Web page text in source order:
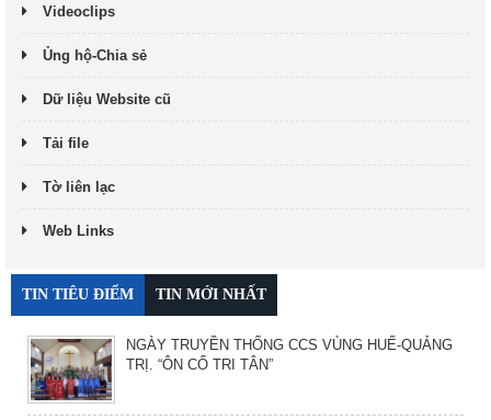
Videoclips
Ủng hộ-Chia sẻ
Dữ liệu Website cũ
Tải file
Tờ liên lạc
Web Links
TIN TIÊU ĐIỂM TIN MỚI NHẤT
NGÀY TRUYỀN THỐNG CCS VÙNG HUẾ-QUẢNG
TRỊ. “ÔN CỐ TRI TÂN”